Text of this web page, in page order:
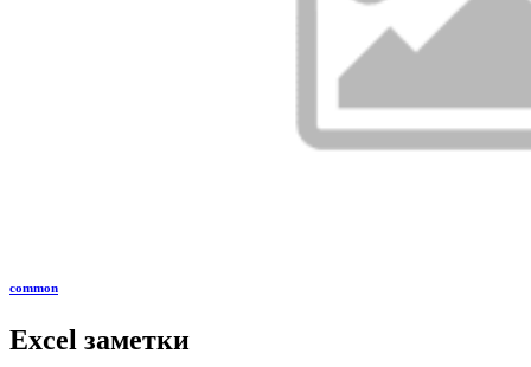
common
Excel заметки